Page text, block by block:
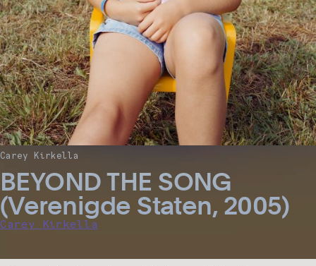
BEYOND THE SONG
(Verenigde Staten, 2005)
Carey Kirkella
Carey Kirkella